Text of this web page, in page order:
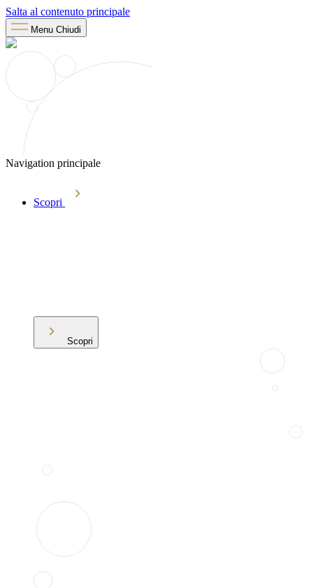
Salta al contenuto principale
Menu Chiudi
Navigation principale
Scopri
Scopri